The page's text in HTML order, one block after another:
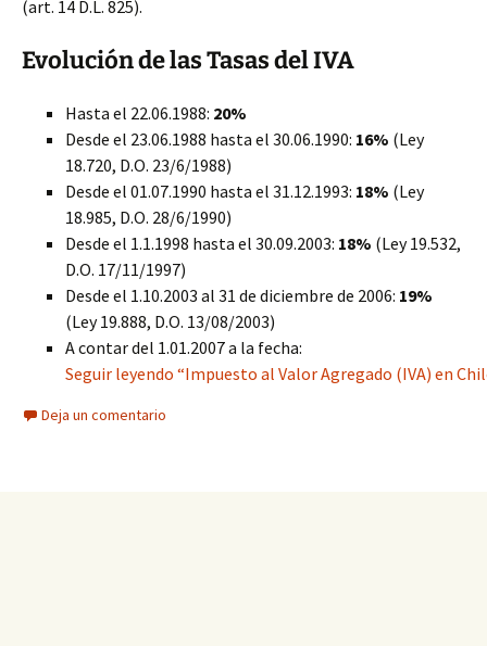
(art. 14 D.L. 825).
Evolución de las Tasas del IVA
Hasta el 22.06.1988: 20%
Desde el 23.06.1988 hasta el 30.06.1990: 16% (Ley
18.720, D.O. 23/6/1988)
Desde el 01.07.1990 hasta el 31.12.1993: 18% (Ley
18.985, D.O. 28/6/1990)
Desde el 1.1.1998 hasta el 30.09.2003: 18% (Ley 19.532,
D.O. 17/11/1997)
Desde el 1.10.2003 al 31 de diciembre de 2006: 19%
(Ley 19.888, D.O. 13/08/2003)
A contar del 1.01.2007 a la fecha:
Seguir leyendo “Impuesto al Valor Agregado (IVA) en
Deja un comentario